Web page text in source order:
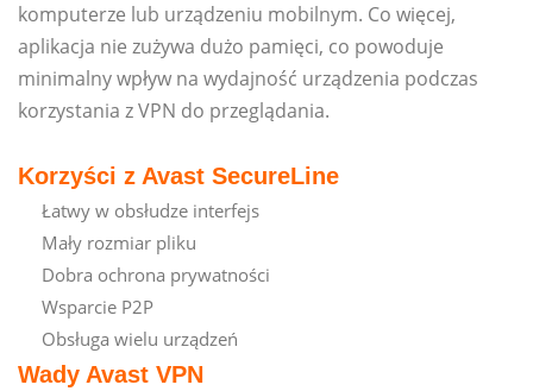
komputerze lub urządzeniu mobilnym. Co więcej,
aplikacja nie zużywa dużo pamięci, co powoduje
minimalny wpływ na wydajność urządzenia podczas
korzystania z VPN do przeglądania.
Korzyści z Avast SecureLine
Łatwy w obsłudze interfejs
Mały rozmiar pliku
Dobra ochrona prywatności
Wsparcie P2P
Obsługa wielu urządzeń
Wady Avast VPN